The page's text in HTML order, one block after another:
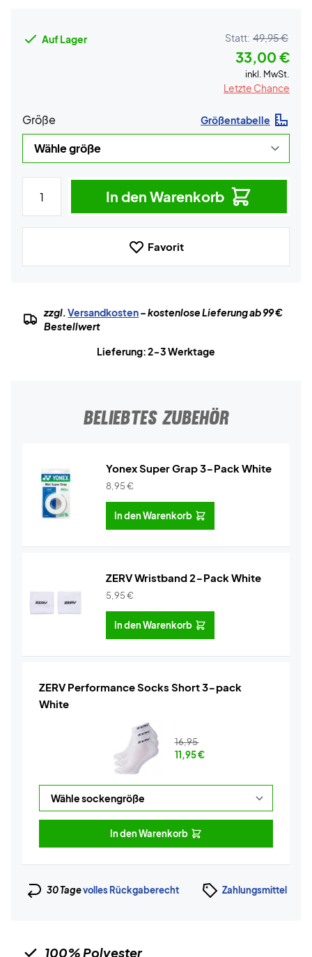
Auf Lager Statt: 49,95 €
33,00 €
inkl. MwSt.
Letzte Chance
Größe Größentabelle
In den Warenkorb
Favorit
zzgl.Versandkosten– kostenlose Lieferung ab 99 €
Bestellwert
Lieferung: 2-3 Werktage
BELIEBTES ZUBEHÖR
Yonex Super Grap 3-Pack White
8,95€
In den Warenkorb
ZERV Wristband 2-Pack White
5,95€
In den Warenkorb
ZERV Performance Socks Short 3-pack
White
16,95
11,95€
In den Warenkorb
30 Tagevolles Rückgaberecht Zahlungsmittel
100% Polyester